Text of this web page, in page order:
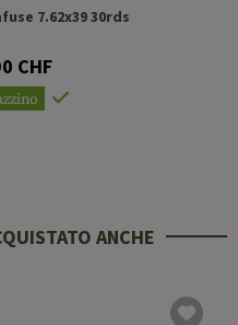
7.62x39 30rds
CHF
ANCHE